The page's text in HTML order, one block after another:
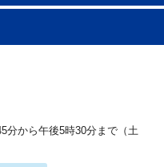
から午後5時30分まで（土